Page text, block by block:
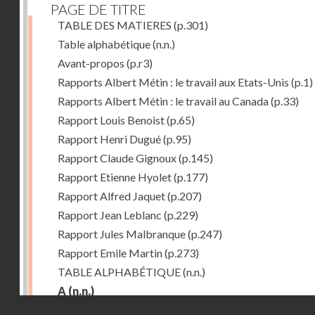
PAGE DE TITRE
TABLE DES MATIERES (p.301)
Table alphabétique(n.n.)
Avant-propos (p.r3)
Rapports Albert Métin : le travail aux Etats-Unis (p.1)
Rapports Albert Métin : le travail au Canada(p.33)
Rapport Louis Benoist(p.65)
Rapport Henri Dugué(p.95)
Rapport Claude Gignoux(p.145)
Rapport Etienne Hyolet(p.177)
Rapport Alfred Jaquet(p.207)
Rapport Jean Leblanc (p.229)
Rapport Jules Malbranque(p.247)
Rapport Emile Martin(p.273)
TABLE ALPHABÉTIQUE(n.n.)
A (n.n.)